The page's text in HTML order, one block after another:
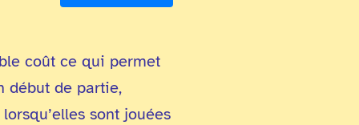
coût ce qui permet
début de partie,
sont jouées